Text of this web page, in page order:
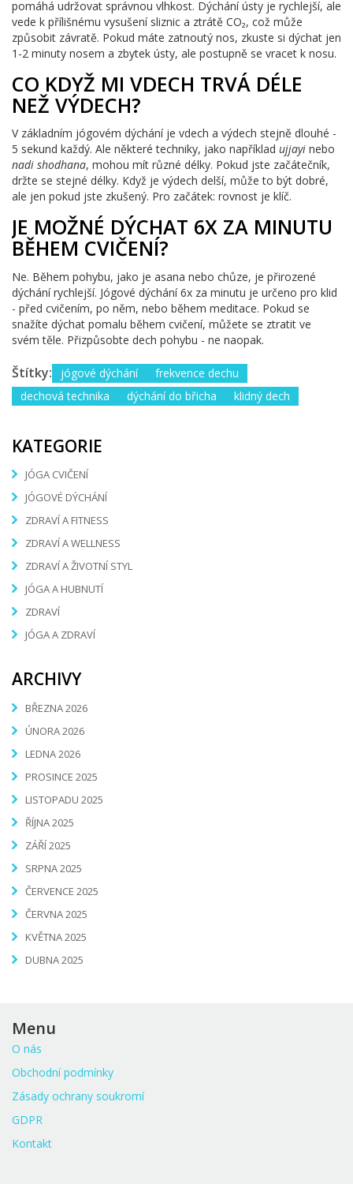
pomáhá udržovat správnou vlhkost. Dýchání ústy je rychlejší, ale
vede k přílišnému vysušení sliznic a ztrátě CO₂, což může
způsobit závratě. Pokud máte zatnoutý nos, zkuste si dýchat jen
1-2 minuty nosem a zbytek ústy, ale postupně se vracet k nosu.
CO KDYŽ MI VDECH TRVÁ DÉLE
NEŽ VÝDECH?
V základním jógovém dýchání je vdech a výdech stejně dlouhé -
5 sekund každý. Ale některé techniky, jako například ujjayi nebo
nadi shodhana, mohou mít různé délky. Pokud jste začátečník,
držte se stejné délky. Když je výdech delší, může to být dobré,
ale jen pokud jste zkušený. Pro začátek: rovnost je klíč.
JE MOŽNÉ DÝCHAT 6X ZA MINUTU
BĚHEM CVIČENÍ?
Ne. Během pohybu, jako je asana nebo chůze, je přirozené
dýchání rychlejší. Jógové dýchání 6x za minutu je určeno pro klid
- před cvičením, po něm, nebo během meditace. Pokud se
snažíte dýchat pomalu během cvičení, můžete se ztratit ve
svém těle. Přizpůsobte dech pohybu - ne naopak.
Štítky: jógové dýchání
frekvence dechu
dechová technika
dýchání do břicha klidný dech
KATEGORIE
JÓGA CVIČENÍ
JÓGOVÉ DÝCHÁNÍ
ZDRAVÍ A FITNESS
ZDRAVÍ A WELLNESS
ZDRAVÍ A ŽIVOTNÍ STYL
JÓGA A HUBNUTÍ
ZDRAVÍ
JÓGA A ZDRAVÍ
ARCHIVY
BŘEZNA 2026
ÚNORA 2026
LEDNA 2026
PROSINCE 2025
LISTOPADU 2025
ŘÍJNA 2025
ZÁŘÍ 2025
SRPNA 2025
ČERVENCE 2025
ČERVNA 2025
KVĚTNA 2025
DUBNA 2025
Menu
O nás
Obchodní podmínky
Zásady ochrany soukromí
GDPR
Kontakt